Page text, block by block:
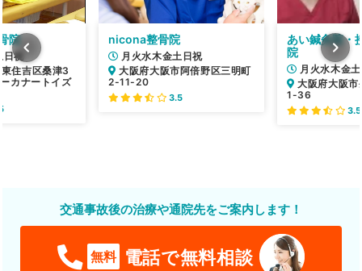
nicona整骨院
月火水木金土日祝
大阪府大阪市阿倍野区三明町
2-11-20
3.5
あい鍼灸院・
院
月火水木金
大阪府大阪
1-36
3.5
院
祝
住吉区桑津3
カナートイズ
交通事故後の治療や通院先をご案内します！
無料 電話で無料相談